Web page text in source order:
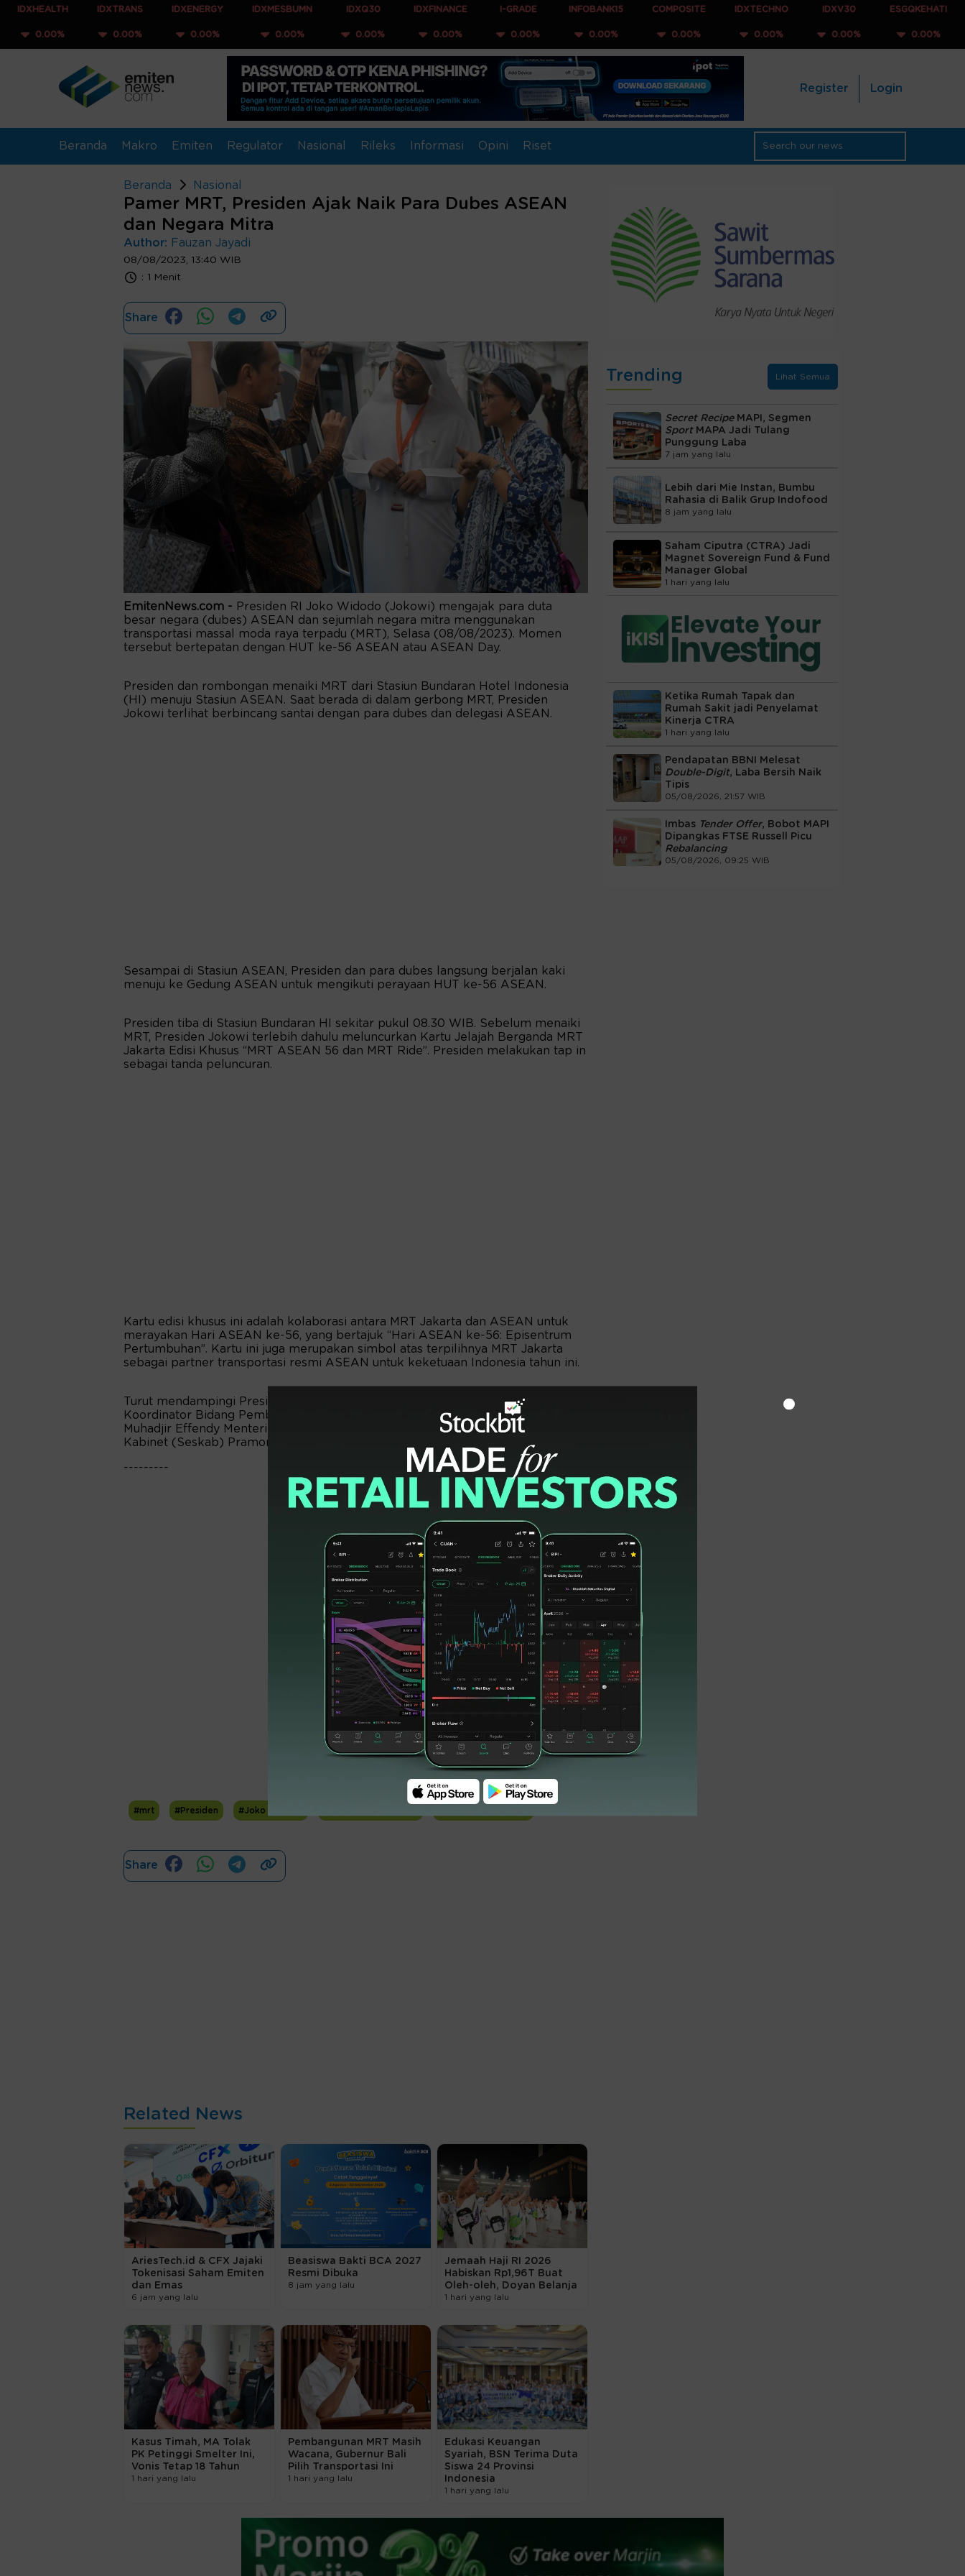
IDXTRANS
0.00%
IDXENERGY
0.00%
IDXMESBUMN
0.00%
IDXQ30
0.00%
IDXFINANCE
0.00%
I-GRADE
0.00%
INFOBANK15
0.00%
COMPOSITE
0.00%
IDXTECHNO
0.00%
IDXV30
0.00%
ESGQKEHATI
0.00%
Register Login
Beranda Makro Emiten Regulator Nasional Rileks Informasi Opini Riset
Beranda Nasional
Pamer MRT, Presiden Ajak Naik Para Dubes ASEAN
dan Negara Mitra
Author: Fauzan Jayadi
08/08/2023, 13:40 WIB
: 1 Menit
Share
EmitenNews.com - Presiden RI Joko Widodo (Jokowi) mengajak para duta
besar negara (dubes) ASEAN dan sejumlah negara mitra menggunakan
transportasi massal moda raya terpadu (MRT), Selasa (08/08/2023). Momen
tersebut bertepatan dengan HUT ke-56 ASEAN atau ASEAN Day.
Presiden dan rombongan menaiki MRT dari Stasiun Bundaran Hotel Indonesia
(HI) menuju Stasiun ASEAN. Saat berada di dalam gerbong MRT, Presiden
Jokowi terlihat berbincang santai dengan para dubes dan delegasi ASEAN.
Sesampai di Stasiun ASEAN, Presiden dan para dubes langsung berjalan kaki
menuju ke Gedung ASEAN untuk mengikuti perayaan HUT ke-56 ASEAN.
Presiden tiba di Stasiun Bundaran HI sekitar pukul 08.30 WIB. Sebelum menaiki
MRT, Presiden Jokowi terlebih dahulu meluncurkan Kartu Jelajah Berganda MRT
Jakarta Edisi Khusus “MRT ASEAN 56 dan MRT Ride”. Presiden melakukan tap in
sebagai tanda peluncuran.
Kartu edisi khusus ini adalah kolaborasi antara MRT Jakarta dan ASEAN untuk
merayakan Hari ASEAN ke-56, yang bertajuk “Hari ASEAN ke-56: Episentrum
Pertumbuhan”. Kartu ini juga merupakan simbol atas terpilihnya MRT Jakarta
sebagai partner transportasi resmi ASEAN untuk keketuaan Indonesia tahun ini.
Turut mendampingi Presiden pada kegiatan tersebut, antara lain, Menteri
Koordinator Bidang Pembangunan Manusia dan Kebudayaan (Menko PMK)
Muhadjir Effendy Menteri Luar Negeri (Menlu) Retno LP Marsudi, Sekretaris
Kabinet (Seskab) Pramono Anung.(*)
---------
#mrt #Presiden #Joko Widodo
Share
Related News
AriesTech.id & CFX Jajaki
Tokenisasi Saham Emiten
dan Emas
6 jam yang lalu
Beasiswa Bakti BCA 2027
Resmi Dibuka
8 jam yang lalu
Jemaah Haji RI 2026
Habiskan Rp1,96T Buat
Oleh-oleh, Doyan Belanja
1 hari yang lalu
Kasus Timah, MA Tolak
PK Petinggi Smelter Ini,
Vonis Tetap 18 Tahun
1 hari yang lalu
Pembangunan MRT Masih
Wacana, Gubernur Bali
Pilih Transportasi Ini
1 hari yang lalu
Edukasi Keuangan
Syariah, BSN Terima Duta
Siswa 24 Provinsi
Indonesia
1 hari yang lalu
Trending Lihat Semua
Secret RecipeMAPI, Segmen
Sport MAPA Jadi Tulang
Punggung Laba
7 jam yang lalu
Lebih dari Mie Instan, Bumbu
Rahasia di Balik Grup Indofood
8 jam yang lalu
Saham Ciputra (CTRA) Jadi
Magnet Sovereign Fund & Fund
Manager Global
1 hari yang lalu
Ketika Rumah Tapak dan
Rumah Sakit jadi Penyelamat
Kinerja CTRA
1 hari yang lalu
Pendapatan BBNI Melesat
Double-Digit, Laba Bersih Naik
Tipis
05/08/2026, 21:57 WIB
Imbas Tender Offer, Bobot MAPI
Dipangkas FTSE Russell Picu
Rebalancing
05/08/2026, 09:25 WIB